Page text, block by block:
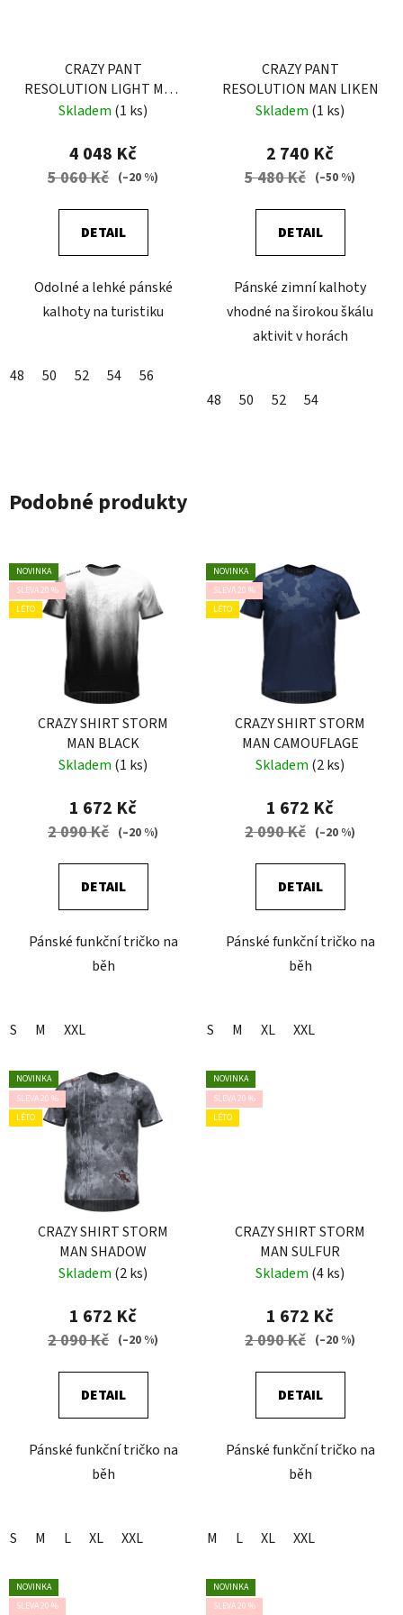
CRAZY PANT
RESOLUTION LIGHT MAN
BLACK
Skladem (1 ks)
4 048 Kč
5 060 Kč (–20 %)
DETAIL
Odolné a lehké pánské
kalhoty na turistiku
48 50 52 54 56
CRAZY PANT
RESOLUTION MAN LIKEN
Skladem (1 ks)
2 740 Kč
5 480 Kč (–50 %)
DETAIL
Pánské zimní kalhoty
vhodné na širokou škálu
aktivit v horách
48 50 52 54
Podobné produkty
NOVINKA
SLEVA 20 %
LÉTO
CRAZY SHIRT STORM
MAN BLACK
Skladem (1 ks)
1 672 Kč
2 090 Kč (–20 %)
DETAIL
Pánské funkční tričko na
běh
S M XXL
NOVINKA
SLEVA 20 %
LÉTO
CRAZY SHIRT STORM
MAN CAMOUFLAGE
Skladem (2 ks)
1 672 Kč
2 090 Kč (–20 %)
DETAIL
Pánské funkční tričko na
běh
S M XL XXL
NOVINKA
SLEVA 20 %
LÉTO
CRAZY SHIRT STORM
MAN SHADOW
Skladem (2 ks)
1 672 Kč
2 090 Kč (–20 %)
DETAIL
Pánské funkční tričko na
běh
S M L XL XXL
NOVINKA
SLEVA 20 %
LÉTO
CRAZY SHIRT STORM
MAN SULFUR
Skladem (4 ks)
1 672 Kč
2 090 Kč (–20 %)
DETAIL
Pánské funkční tričko na
běh
M L XL XXL
NOVINKA
SLEVA 20 %
NOVINKA
SLEVA 20 %